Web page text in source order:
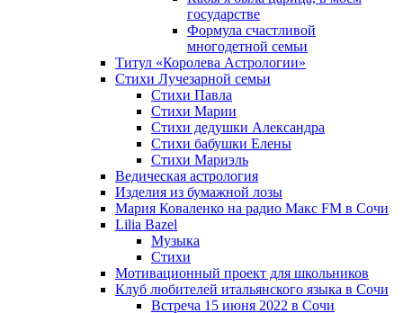
государстве
Формула счастливой
многодетной семьи
Титул «Королева Астрологии»
Стихи Лучезарной семьи
Стихи Павла
Стихи Марии
Стихи дедушки Александра
Стихи бабушки Елены
Стихи Мариэль
Ведическая астрология
Изделия из бумажной лозы
Мария Коваленко на радио Maкс FM в Сочи
Lilia Bazel
Музыка
Cтихи
Мотивационный проект для школьников
Клуб любителей итальянского языка в Сочи
Встреча 15 июня 2022 в Сочи